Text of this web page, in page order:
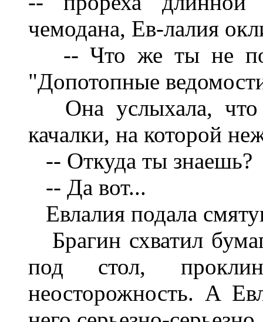
чемодана, Ев-лалия
-- Что же ты не
"Допотопные
Она услыхала, что
качалки, на которой
-- Откуда ты знаешь?
-- Да вот...
Евлалия подала
Брагин схватил
под стол,
неосторожность. А